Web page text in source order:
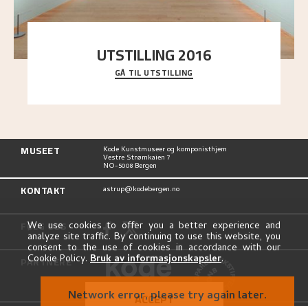
UTSTILLING 2016
En komplett oversikt over Nikolai Astrups
utstillinger, fra debuten i 1900 og frem til i dag.
GÅ TIL UTSTILLING
MUSEET Kode Kunstmuseer og komponisthjem
Vestre Strømkaien 7
NO-5008 Bergen
KONTAKT astrup@kodebergen.no
FØLG OSS
PARTNERE
We use cookies to offer you a better experience and
analyze site traffic. By continuing to use this website, you
consent to the use of cookies in accordance with our
Cookie Policy. Bruk av informasjonskapsler.
ACCEPT
Network error, please try again later.